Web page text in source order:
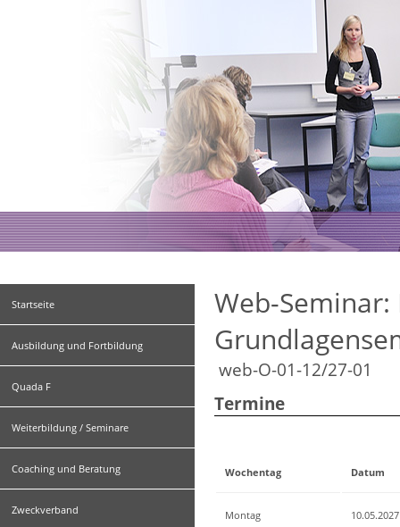
Startseite
Ausbildung und Fortbildung
Quada F
Weiterbildung / Seminare
Coaching und Beratung
Zweckverband
Web-
web-O-01-12/27-01
Termine
Wochentag Datum
Montag 10.05.2027